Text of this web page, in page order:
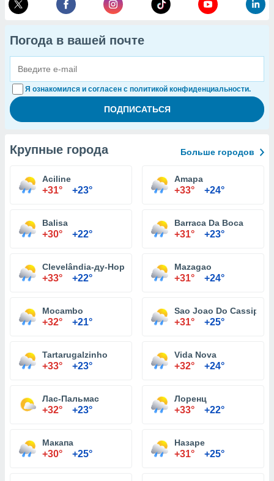
Погода в вашей почте
Я ознакомился и согласен с политикой конфиденциальности.
Крупные города Больше городов
Aciline
+31° +23°
Amapa
+33° +24°
Balisa
+30° +22°
Barraca Da Boca
+31° +23°
Clevelândia-ду-Норте
+33° +22°
Mazagao
+31° +24°
Mocambo
+32° +21°
Sao Joao Do Cassiporé
+31° +25°
Tartarugalzinho
+33° +23°
Vida Nova
+32° +24°
Лас-Пальмас
+32° +23°
Лоренц
+33° +22°
Макапа
+30° +25°
Назаре
+31° +25°